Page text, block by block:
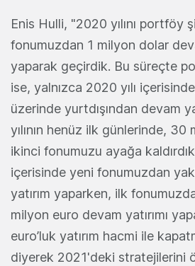
Enis Hulli, "2020 yılını portföy
fonumuzdan 1 milyon dolar
yaparak geçirdik. Bu süreçte
ise, yalnızca 2020 yılı
üzerinde yurtdışından devam
yılının henüz ilk günlerinde, 30
ikinci fonumuzu ayağa
içerisinde yeni fonumuzdan
yatırım yaparken, ilk
milyon euro devam yatırımı
euro’luk yatırım hacmi ile
diyerek 2021'deki stratejilerini